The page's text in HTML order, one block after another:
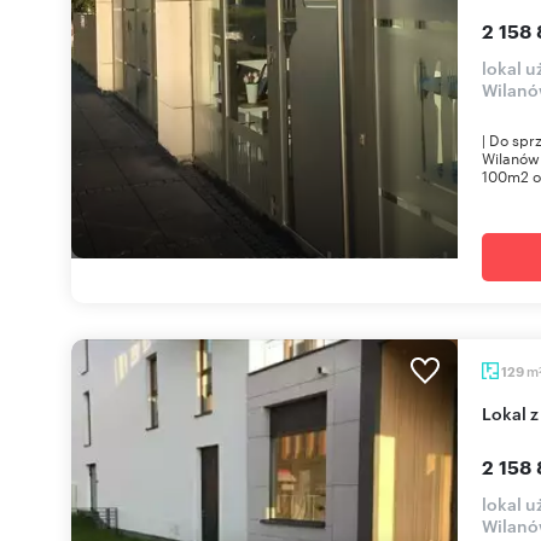
2 158
lokal
| Do
100m2
129 m
Lokal
2 158
lokal